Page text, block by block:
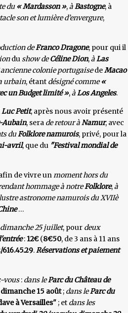
du « Mardasson »,àBastogne, à
son et lumière d’envergure,
deFranco Dragone, pour qui il
dushow deCéline Dion,àLas
ancienne colonie portugaisedeMacao
urbain, étant désigné comme «
un Budget limité »,àLos Angeles.
Luc Petit, après nous avoir présenté
Aubain, sera de retour àNamur, avec
duFolklore namurois, privé, pour la
avril, que du "Festival mondial de
de vivre unmoment hors du
hommage à notreFolklore,à
astronome namurois du XVIIè
…
25 juillet, pour deux
:12€ (8€50, de 3 ans à 11 ans
616.45.29.Réservations et paiement
vous: dans leParc du Château de
15 août; dans leParc du
à Versailles" ; et dans les